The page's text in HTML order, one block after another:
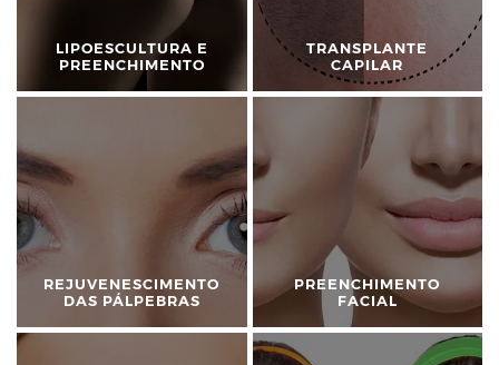
LIPOESCULTURA E
PREENCHIMENTO
TRANSPLANTE
CAPILAR
REJUVENESCIMENTO
DAS PÁLPEBRAS
PREENCHIMENTO
FACIAL